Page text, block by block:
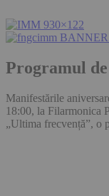
Programul
Manifestările
18:00, la Filarmonica
„Ultima frecvență”, o